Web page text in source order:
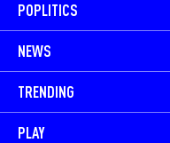
POPLITICS
NEWS
TRENDING
PLAY